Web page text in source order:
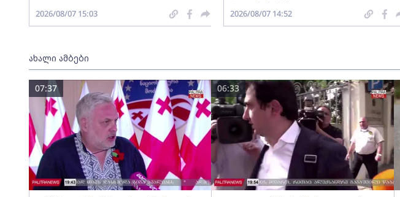
2026/08/07 15:03 2026/08/07 14:52
ახალი ამბები
07:37 06:33